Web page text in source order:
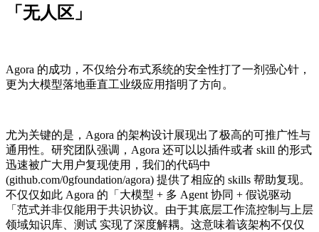
「无人区」
Agora 的成功，不仅给分布式系统的安全性打了一剂强心针，
更为大模型落地垂直工业级应用指明了方向。
尤为关键的是，Agora 的架构设计展现出了极高的可推广性与
通用性。研究团队强调，Agora 还可以以插件或者 skill 的形式
迅速被广大用户复现使用，我们的代码中
(github.com/0gfoundation/agora) 提供了相应的 skills 帮助复现。
不仅仅如此 Agora 的「大模型 + 多 Agent 协同 + 假说驱动
「范式并非仅能用于共识协议。由于其底层工作流控制与上层
领域知识库、测试 实现了深度解耦。这意味着该架构不仅仅